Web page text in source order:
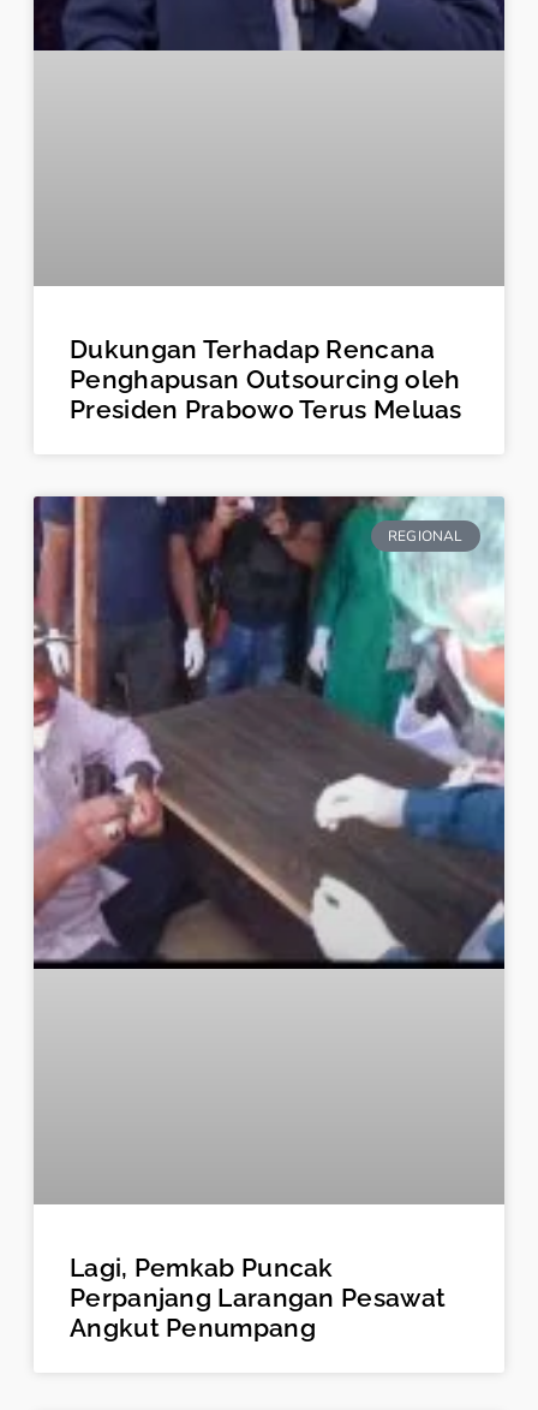
Dukungan Terhadap Rencana
Penghapusan Outsourcing oleh
Presiden Prabowo Terus Meluas
REGIONAL
Lagi, Pemkab Puncak
Perpanjang Larangan Pesawat
Angkut Penumpang